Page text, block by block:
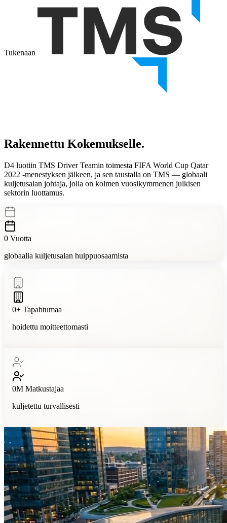
Tukenaan
Rakennettu Kokemukselle.
D4 luotiin TMS Driver Teamin toimesta FIFA World Cup Qatar
2022 -menestyksen jälkeen, ja sen taustalla on TMS — globaali
kuljetusalan johtaja, jolla on kolmen vuosikymmenen julkisen
sektorin luottamus.
0 Vuotta
globaalia kuljetusalan huippuosaamista
0+ Tapahtumaa
hoidettu moitteettomasti
0M Matkustajaa
kuljetettu turvallisesti